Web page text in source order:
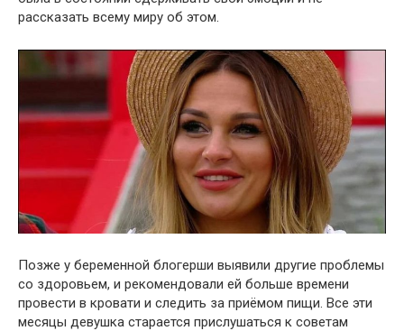
рассказать всему миру об этом.
Позже у беременной блогерши выявили другие проблемы
со здоровьем, и рекомендовали ей больше времени
провести в кровати и следить за приёмом пищи. Все эти
месяцы девушка старается прислушаться к советам